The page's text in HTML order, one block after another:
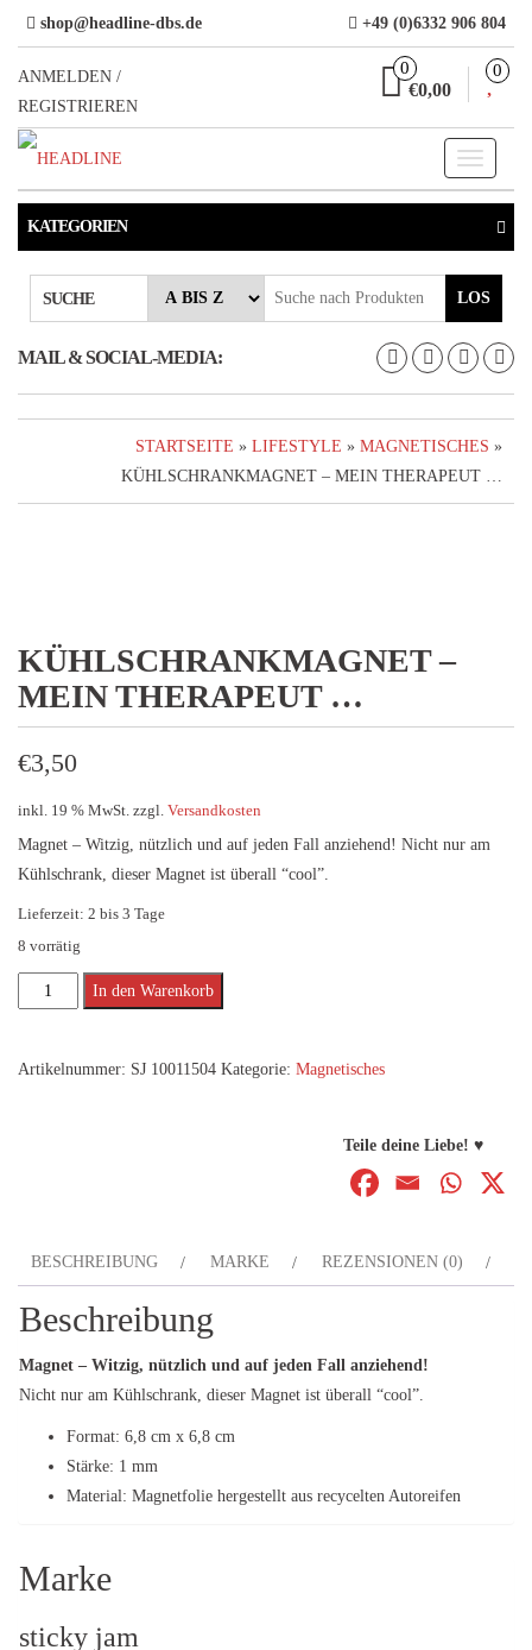
Direkt
zum
Inhalt
shop@headline-dbs.de +49 (0)6332 906 804
ANMELDEN /
REGISTRIEREN
0
€0,00
0
Toggle
KATEGORIEN
SUCHE LOS
MAIL & SOCIAL-MEDIA:
STARTSEITE » LIFESTYLE » MAGNETISCHES »
KÜHLSCHRANKMAGNET – MEIN THERAPEUT …
KÜHLSCHRANKMAGNET –
MEIN THERAPEUT …
€3,50
inkl. 19 % MwSt. zzgl. Versandkosten
Magnet – Witzig, nützlich und auf jeden Fall anziehend! Nicht nur am
Kühlschrank, dieser Magnet ist überall “cool”.
Lieferzeit: 2 bis 3 Tage
8 vorrätig
Kühlschrankmagnet
Therapeut
In den Warenkorb
Artikelnummer: SJ 10011504 Kategorie: Magnetisches
Teile deine Liebe! ♥
BESCHREIBUNG MARKE REZENSIONEN (0)
Beschreibung
Magnet – Witzig, nützlich und auf jeden Fall anziehend!
Nicht nur am Kühlschrank, dieser Magnet ist überall “cool”.
Format: 6,8 cm x 6,8 cm
Stärke: 1 mm
Material: Magnetfolie hergestellt aus recycelten Autoreifen
Marke
sticky jam